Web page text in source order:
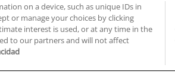
BUSCA
Cursos en Castellón
Cursos en Cáceres
on a device, such as unique IDs in
or manage your choices by clicking
interest is used, or at any time in the
to our partners and will not affect